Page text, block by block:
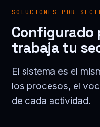
SOLUCIONES POR
Configurado
trabaja tu
El sistema es el
los procesos, el
de cada actividad.